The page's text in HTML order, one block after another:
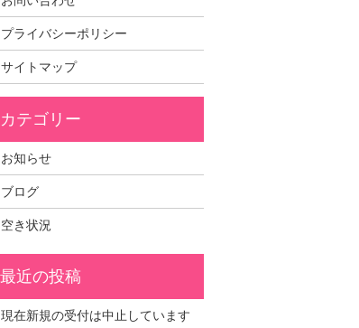
プライバシーポリシー
サイトマップ
お知らせ
ブログ
空き状況
現在新規の受付は中止しています